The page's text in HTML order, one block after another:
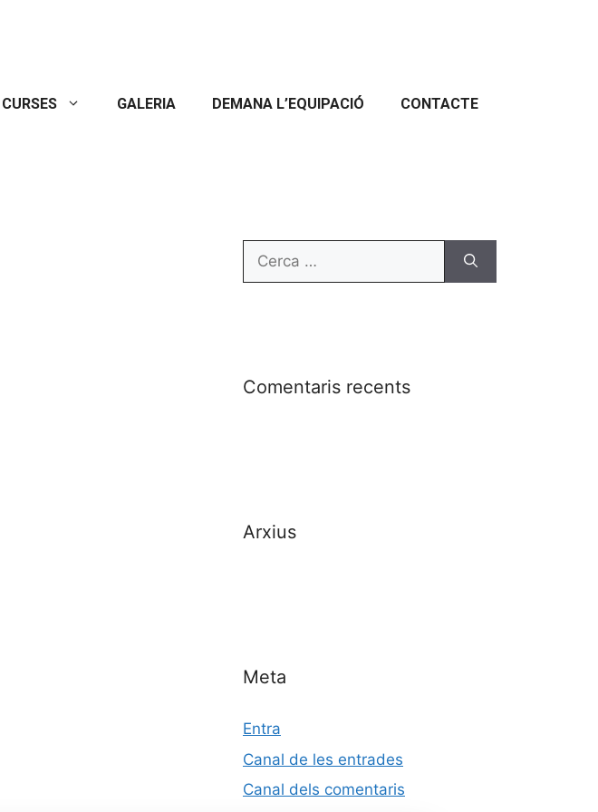
CURSES GALERIA DEMANA L’EQUIPACIÓ CONTACTE
Comentaris recents
Arxius
Meta
Entra
Canal de les entrades
Canal dels comentaris